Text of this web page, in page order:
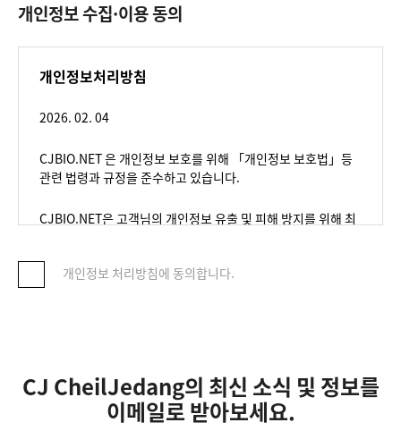
개인정보 수집·이용 동의
개인정보처리방침
2026. 02. 04
CJBIO.NET은 개인정보 보호를 위해 「개인정보 보호법」등
관련 법령과 규정을 준수하고 있습니다.
CJBIO.NET은 고객님의 개인정보 유출 및 피해 방지를 위해 최
본 개인정보처리방침에서 “CJBIO.NET”은 CJCJ BIO
목차
개인정보의 처리 목적, 수집 항목, 보유 및 이용
개인정보 처리방침에 동의합니다.
CJ CheilJedang의 최신 소식 및 정보를
이메일로 받아보세요.